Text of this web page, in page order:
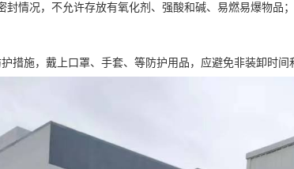
情况，不允许存放有氧化剂、强酸和碱、易燃易爆物品；
措施，戴上口罩、手套、等防护用品，应避免非装卸时间